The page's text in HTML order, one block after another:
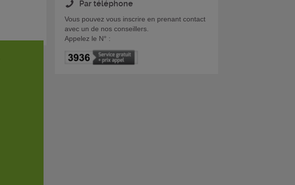
Par téléphone
Vous pouvez vous inscrire en prenant contact
avec un de nos conseillers.
Appelez le N° :